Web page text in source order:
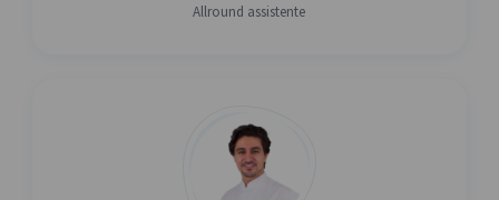
Allround assistente